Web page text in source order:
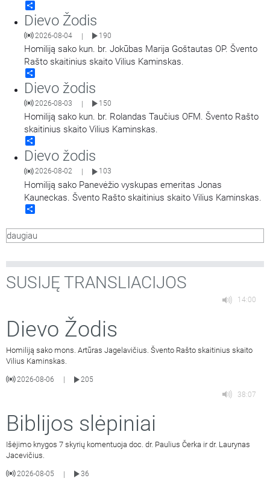
Dievo Žodis
2026-08-04 | 190
Homiliją sako kun. br. Jokūbas Marija Goštautas OP. Švento
Rašto skaitinius skaito Vilius Kaminskas.
Dievo žodis
2026-08-03 | 150
Homiliją sako kun. br. Rolandas Taučius OFM. Švento Rašto
skaitinius skaito Vilius Kaminskas.
Dievo žodis
2026-08-02 103
Homiliją sako Panevėžio vyskupas emeritas Jonas
Kauneckas. Švento Rašto skaitinius skaito Vilius Kaminskas.
daugiau
SUSIJĘ TRANSLIACIJOS
14:00
Dievo Žodis
Homiliją sako mons. Artūras Jagelavičius. Švento Rašto skaitinius skaito
Vilius Kaminskas.
2026-08-06
205
38:07
Biblijos slėpiniai
Išėjimo knygos 7 skyrių komentuoja doc. dr. Paulius Čerka ir dr. Laurynas
Jacevičius.
2026-08-05 |
36